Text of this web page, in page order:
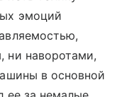
эмоций
ни наворотами,
в основной